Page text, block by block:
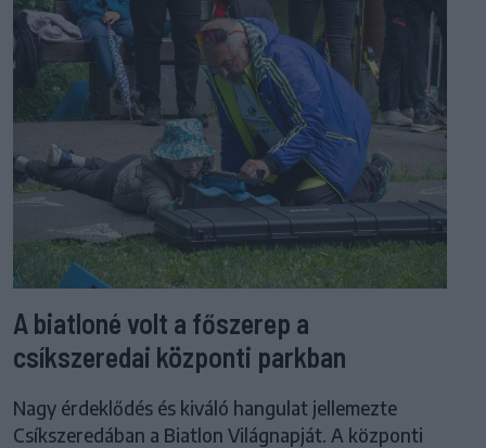
A biatloné volt a főszerep a
csíkszeredai központi parkban
Nagy érdeklődés és kiváló hangulat jellemezte
Csíkszeredában a Biatlon Világnapját. A központi